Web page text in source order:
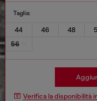
Taglia:
44 46 48
56
Verifica la disponibilità